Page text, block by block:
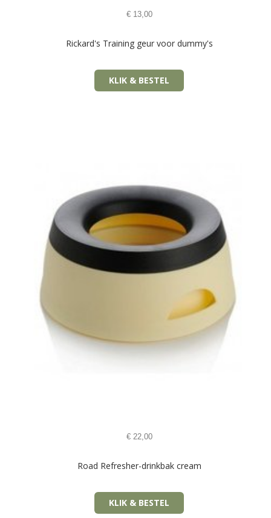
€13,00
Rickard's Training geur voor dummy's
KLIK & BESTEL
€22,00
Road Refresher-drinkbak cream
KLIK & BESTEL